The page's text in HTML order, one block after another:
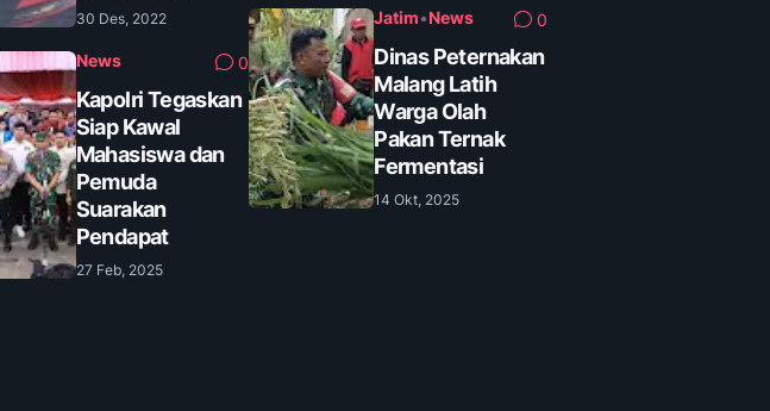
30 Des, 2022
News 0
Kapolri Tegaskan
Siap Kawal
Mahasiswa dan
Pemuda
Suarakan
Pendapat
27 Feb, 2025
Jatim•News 0
Dinas Peternakan
Malang Latih
Warga Olah
Pakan Ternak
Fermentasi
14 Okt, 2025